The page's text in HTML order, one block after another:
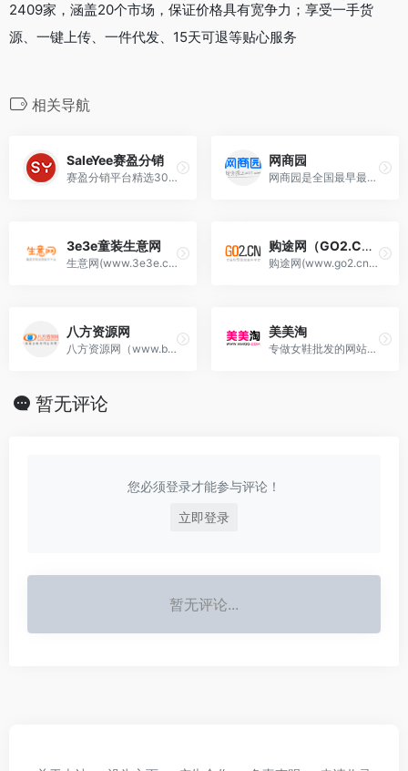
2409家，涵盖20个市场，保证价格具有宽争力；享受一手货
源、一键上传、一件代发、15天可退等贴心服务
相关导航
SaleYee赛盈分销
赛盈分销平台精选30000+海外仓现货SKU，免费入驻，支持欧美等海外仓外贸货源一件代发，无缝对接Amazon、Walmart、eBay、Wish、Shopify等平台，实现跨境电商无门槛分销
网商园
网商园是全国最早最专业的服装服饰类货源分销平台
3e3e童装生意网
生意网(www.3e3e.cn)汇优质童装货源，聚实力童装大厂，享百万商机流量，为广大童装厂家、卖家提供高质量的贸易信息服务！
购途网（GO2.CN）
购途网(www.go2.cn)汇优质女鞋货源，聚实力女鞋大厂，享海量商机流量，为广大女鞋厂家、卖家提供高质量的贸易信息服务！
八方资源网
八方资源网（www.b2b168.com）倡导自由的网上贸易，为全球220个国家和地区的商人提供在线贸易服务。融供应商机、求购信息、企业目录于一体，正在成为全球商人销售产品、开展网上贸……
美美淘
专做女鞋批发的网站，女鞋一件代发，女鞋分销，女鞋货源，厂家直销！
暂无评论
您必须登录才能参与评论！
立即登录
暂无评论...